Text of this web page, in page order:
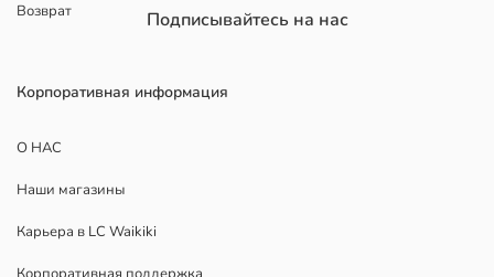
Возврат
Корпоративная информация
О НАС
Наши магазины
Карьера в LC Waikiki
Подписывайтесь на нас